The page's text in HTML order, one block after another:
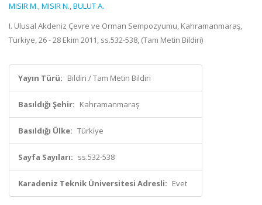
MISIR M.,MISIR N.,BULUT A.
I. Ulusal Akdeniz Çevre ve Orman Sempozyumu, Kahramanmaraş,
Türkiye, 26 - 28 Ekim 2011, ss.532-538, (Tam Metin Bildiri)
Yayın Türü: Bildiri / Tam Metin Bildiri
Basıldığı Şehir: Kahramanmaraş
Basıldığı Ülke: Türkiye
Sayfa Sayıları: ss.532-538
Karadeniz Teknik Üniversitesi Adresli: Evet